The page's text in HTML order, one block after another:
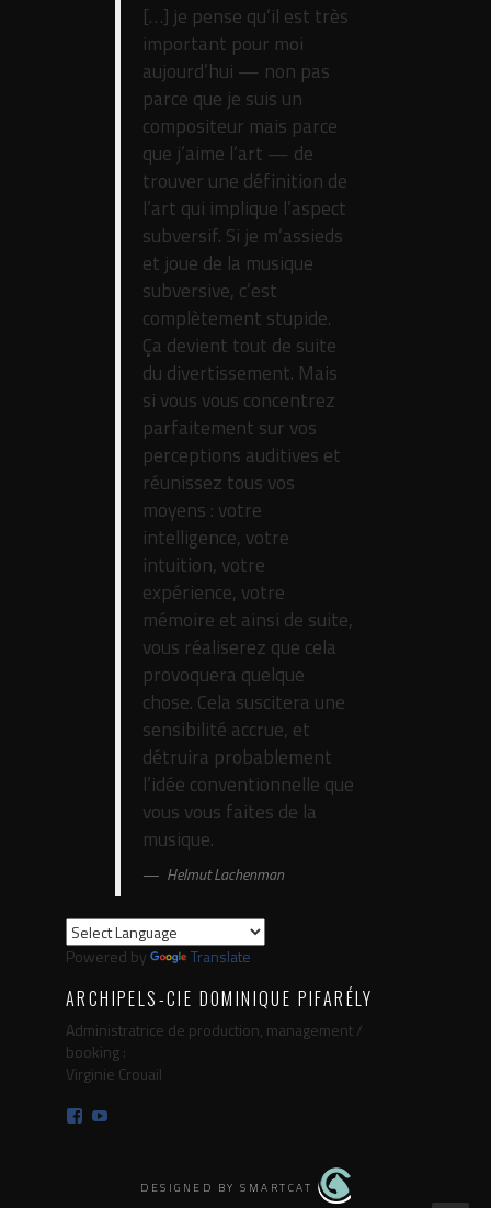
[…] je pense qu’il est très
important pour moi
aujourd’hui — non pas
parce que je suis un
compositeur mais parce
que j’aime l’art — de
trouver une définition de
l’art qui implique l’aspect
subversif. Si je m’assieds
et joue de la musique
subversive, c’est
complètement stupide.
Ça devient tout de suite
du divertissement. Mais
si vous vous concentrez
parfaitement sur vos
perceptions auditives et
réunissez tous vos
moyens : votre
intelligence, votre
intuition, votre
expérience, votre
mémoire et ainsi de suite,
vous réaliserez que cela
provoquera quelque
chose. Cela suscitera une
sensibilité accrue, et
détruira probablement
l’idée conventionnelle que
vous vous faites de la
musique.
Helmut Lachenman
Powered by Translate
ARCHIPELS-CIE DOMINIQUE PIFARÉLY
Administratrice de production, management /
booking :
Virginie Crouail
Facebook
DESIGNED BY SMARTCAT